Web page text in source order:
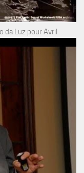
da Luz pour Avril